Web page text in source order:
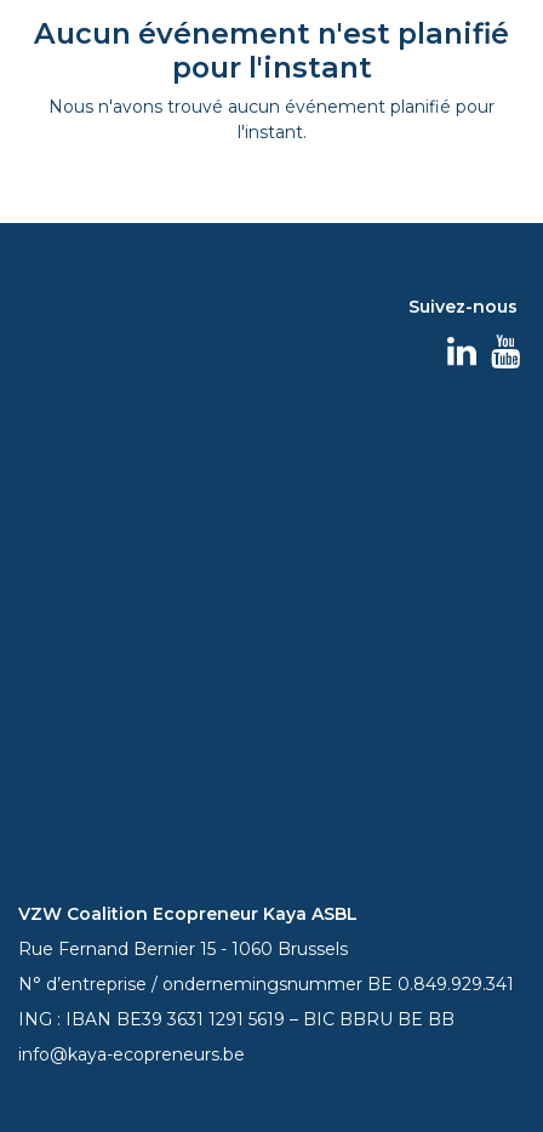
Aucun événement n'est planifié
pour l'instant
Nous n'avons trouvé aucun événement planifié pour
l'instant.
Suivez-nous
VZW Coalition Ecopreneur Kaya ASBL
Rue Fernand Bernier 15 - 1060 Brussels
N° d’entreprise / ondernemingsnummer BE 0.849.929.341
ING : IBAN BE393631 1291 5619 – BIC BBRU BE BB
info@kaya-ecopreneurs.be